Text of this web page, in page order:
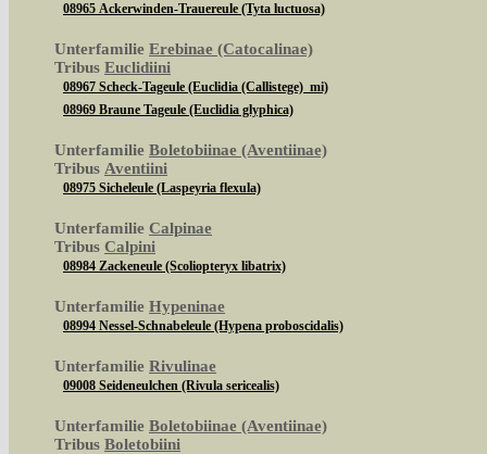
08965 Ackerwinden-Trauereule (Tyta luctuosa)
Unterfamilie Erebinae (Catocalinae)
Tribus Euclidiini
08967 Scheck-Tageule (Euclidia (Callistege) mi)
08969 Braune Tageule (Euclidia glyphica)
Unterfamilie Boletobiinae (Aventiinae)
Tribus Aventiini
08975 Sicheleule (Laspeyria flexula)
Unterfamilie Calpinae
Tribus Calpini
08984 Zackeneule (Scoliopteryx libatrix)
Unterfamilie Hypeninae
08994 Nessel-Schnabeleule (Hypena proboscidalis)
Unterfamilie Rivulinae
09008 Seideneulchen (Rivula sericealis)
Unterfamilie Boletobiinae (Aventiinae)
Tribus Boletobiini